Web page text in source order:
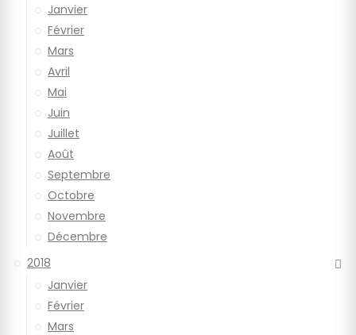
Janvier
Février
Mars
Avril
Mai
Juin
Juillet
Août
Septembre
Octobre
Novembre
Décembre
2018
Janvier
Février
Mars